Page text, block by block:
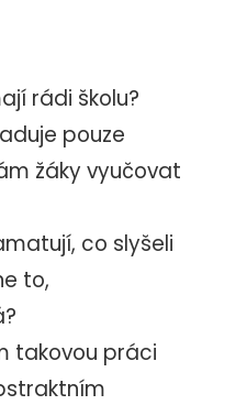
rádi školu?
pouze
žáky vyučovat
co slyšeli
to,
takovou práci